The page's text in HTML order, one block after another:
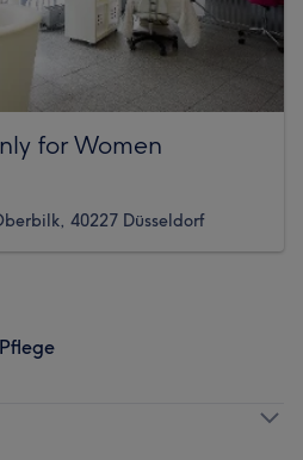
for Women
40227 Düsseldorf